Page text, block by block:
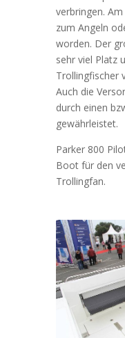
verbringen.
zum Angeln
worden. Der
sehr viel Platz
Trollingfischer
Auch die
durch einen
gewährleistet.
Parker 800
Boot für den
Trollingfan.